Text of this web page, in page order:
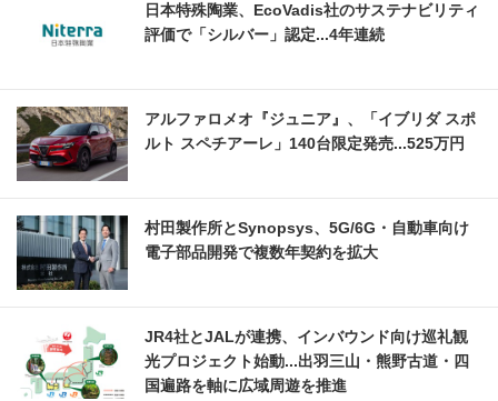
日本特殊陶業、EcoVadis社のサステナビリティ
評価で「シルバー」認定...4年連続
アルファロメオ『ジュニア』、「イブリダ スポ
ルト スペチアーレ」140台限定発売...525万円
村田製作所とSynopsys、5G/6G・自動車向け
電子部品開発で複数年契約を拡大
JR4社とJALが連携、インバウンド向け巡礼観
光プロジェクト始動...出羽三山・熊野古道・四
国遍路を軸に広域周遊を推進